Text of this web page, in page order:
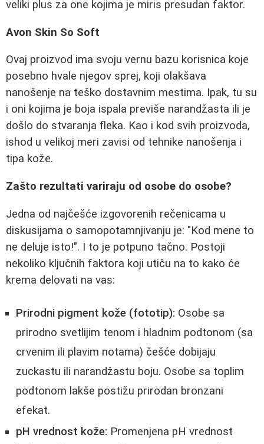
veliki plus za one kojima je miris presudan faktor.
Avon Skin So Soft
Ovaj proizvod ima svoju vernu bazu korisnica koje
posebno hvale njegov sprej, koji olakšava
nanošenje na teško dostavnim mestima. Ipak, tu su
i oni kojima je boja ispala previše narandžasta ili je
došlo do stvaranja fleka. Kao i kod svih proizvoda,
ishod u velikoj meri zavisi od tehnike nanošenja i
tipa kože.
Zašto rezultati variraju od osobe do osobe?
Jedna od najčešće izgovorenih rečenicama u
diskusijama o samopotamnjivanju je: "Kod mene to
ne deluje isto!". I to je potpuno tačno. Postoji
nekoliko ključnih faktora koji utiču na to kako će
krema delovati na vas:
Prirodni pigment kože (fototip): Osobe sa
prirodno svetlijim tenom i hladnim podtonom (sa
crvenim ili plavim notama) češće dobijaju
zuckastu ili narandžastu boju. Osobe sa toplim
podtonom lakše postižu prirodan bronzani
efekat.
pH vrednost kože: Promenjena pH vrednost